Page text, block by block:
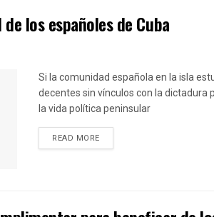
los españoles de Cuba
Si la comunidad española en la isla
decentes sin vínculos con la dictadura
la vida política peninsular
READ MOREDETAILS